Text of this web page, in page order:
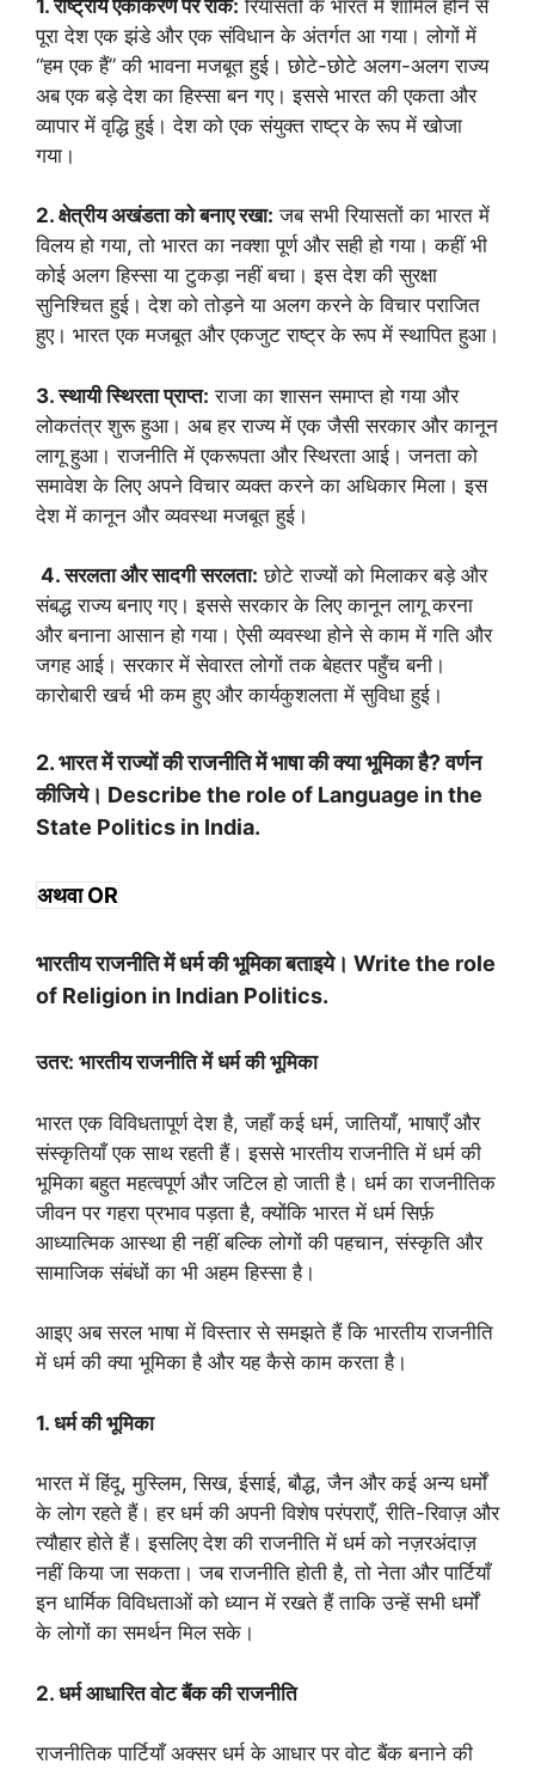
1. राष्ट्रीय एकीकरण पर रोक: रियासतों के भारत में शामिल होने से
पूरा देश एक झंडे और एक संविधान के अंतर्गत आ गया। लोगों में
“हम एक हैं” की भावना मजबूत हुई। छोटे-छोटे अलग-अलग राज्य
अब एक बड़े देश का हिस्सा बन गए। इससे भारत की एकता और
व्यापार में वृद्धि हुई। देश को एक संयुक्त राष्ट्र के रूप में खोजा
गया।
2. क्षेत्रीय अखंडता को बनाए रखा: जब सभी रियासतों का भारत में
विलय हो गया, तो भारत का नक्शा पूर्ण और सही हो गया। कहीं भी
कोई अलग हिस्सा या टुकड़ा नहीं बचा। इस देश की सुरक्षा
सुनिश्चित हुई। देश को तोड़ने या अलग करने के विचार पराजित
हुए। भारत एक मजबूत और एकजुट राष्ट्र के रूप में स्थापित हुआ।
3. स्थायी स्थिरता प्राप्त: राजा का शासन समाप्त हो गया और
लोकतंत्र शुरू हुआ। अब हर राज्य में एक जैसी सरकार और कानून
लागू हुआ। राजनीति में एकरूपता और स्थिरता आई। जनता को
समावेश के लिए अपने विचार व्यक्त करने का अधिकार मिला। इस
देश में कानून और व्यवस्था मजबूत हुई।
4. सरलता और सादगी सरलता: छोटे राज्यों को मिलाकर बड़े और
संबद्ध राज्य बनाए गए। इससे सरकार के लिए कानून लागू करना
और बनाना आसान हो गया। ऐसी व्यवस्था होने से काम में गति और
जगह आई। सरकार में सेवारत लोगों तक बेहतर पहुँच बनी।
कारोबारी खर्च भी कम हुए और कार्यकुशलता में सुविधा हुई।
2. भारत में राज्यों की राजनीति में भाषा की क्या भूमिका है? वर्णन
कीजिये। Describe the role of Language in the
State Politics in India.
अथवा OR
भारतीय राजनीति में धर्म की भूमिका बताइये। Write the role
of Religion in Indian Politics.
उतर: भारतीय राजनीति में धर्म की भूमिका
भारत एक विविधतापूर्ण देश है, जहाँ कई धर्म, जातियाँ, भाषाएँ और
संस्कृतियाँ एक साथ रहती हैं। इससे भारतीय राजनीति में धर्म की
भूमिका बहुत महत्वपूर्ण और जटिल हो जाती है। धर्म का राजनीतिक
जीवन पर गहरा प्रभाव पड़ता है, क्योंकि भारत में धर्म सिर्फ़
आध्यात्मिक आस्था ही नहीं बल्कि लोगों की पहचान, संस्कृति और
सामाजिक संबंधों का भी अहम हिस्सा है।
आइए अब सरल भाषा में विस्तार से समझते हैं कि भारतीय राजनीति
में धर्म की क्या भूमिका है और यह कैसे काम करता है।
1. धर्म की भूमिका
भारत में हिंदू, मुस्लिम, सिख, ईसाई, बौद्ध, जैन और कई अन्य धर्मों
के लोग रहते हैं। हर धर्म की अपनी विशेष परंपराएँ, रीति-रिवाज़ और
त्यौहार होते हैं। इसलिए देश की राजनीति में धर्म को नज़रअंदाज़
नहीं किया जा सकता। जब राजनीति होती है, तो नेता और पार्टियाँ
इन धार्मिक विविधताओं को ध्यान में रखते हैं ताकि उन्हें सभी धर्मों
के लोगों का समर्थन मिल सके।
2. धर्म आधारित वोट बैंक की राजनीति
राजनीतिक पार्टियाँ अक्सर धर्म के आधार पर वोट बैंक बनाने की